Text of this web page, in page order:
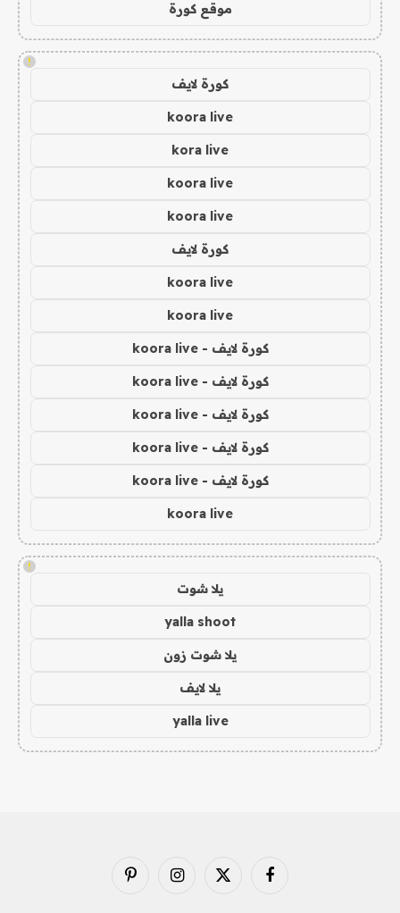
موقع كورة
!
كورة لايف
koora live
kora live
koora live
koora live
كورة لايف
koora live
koora live
كورة لايف - koora live
كورة لايف - koora live
كورة لايف - koora live
كورة لايف - koora live
كورة لايف - koora live
koora live
!
يلا شوت
yalla shoot
يلا شوت زون
يلا لايف
yalla live
فيسبوك X
الانستغرامبينتيريست